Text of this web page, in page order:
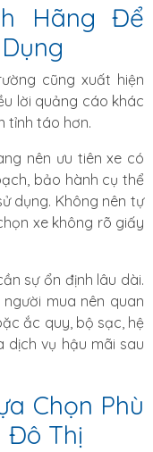
Hãng Để
cũng xuất hiện
lời quảng cáo khác
tỉnh táo hơn.
nên ưu tiên xe có
bảo hành cụ thể
dụng. Không nên tự
xe không rõ giấy
sự ổn định lâu dài.
mua nên quan
ắc quy, bộ sạc, hệ
dịch vụ hậu mãi sau
Chọn Phù
Đô Thị